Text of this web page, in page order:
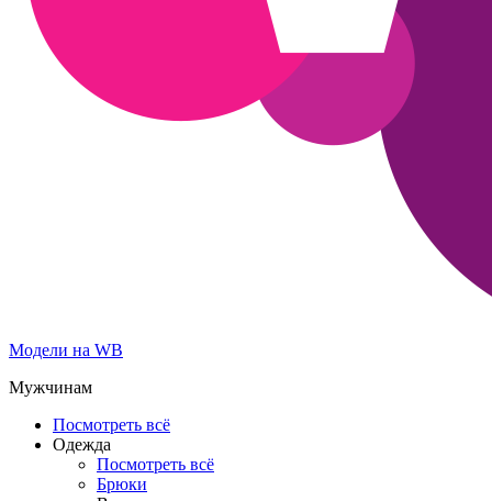
Модели на WB
Мужчинам
Посмотреть всё
Одежда
Посмотреть всё
Брюки